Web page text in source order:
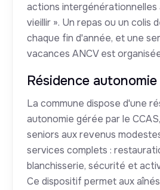
actions intergénérationnelles
vieillir ». Un repas ou un colis
chaque fin d'année, et une
vacances ANCV est
Résidence autonomie
La commune dispose d'une
autonomie gérée par le
seniors aux revenus
services complets :
blanchisserie, sécurité et
Ce dispositif permet aux